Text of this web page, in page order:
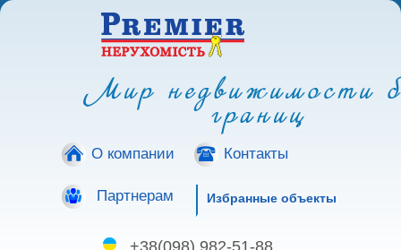
Мир недвижимости
границ
О компании Контакты
Партнерам Избранные объекты
+38(098) 982-51-88